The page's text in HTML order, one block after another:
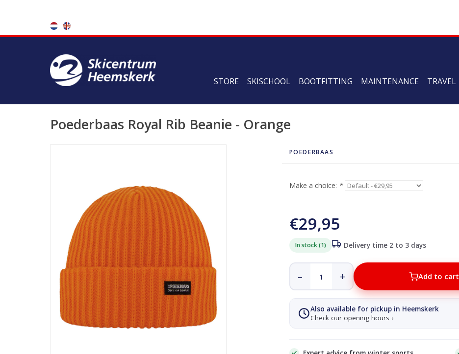
STORE SKISCHOOL BOOTFITTING MAINTENANCE TRAVEL
Poederbaas Royal Rib Beanie - Orange
POEDERBAAS
Make a choice: *
€29,95
In stock (1) Delivery time 2 to 3 days
– + Add to cart
Also available for pickup in Heemskerk
Check our opening hours ›